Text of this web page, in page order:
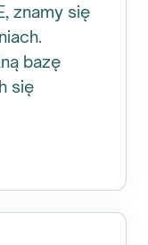
znamy się
bazę
się